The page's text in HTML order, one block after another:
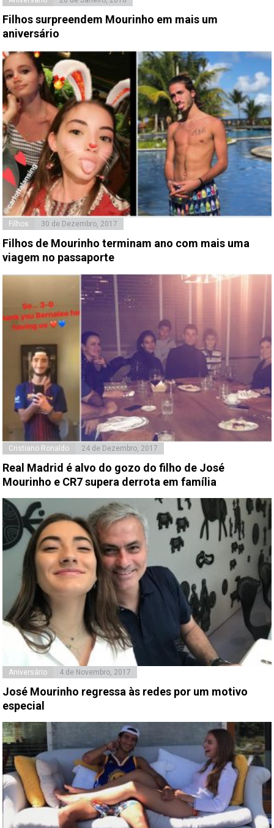
Filhos surpreendem Mourinho em mais um
aniversário
Filhos 30 de Dezembro, 2017
Filhos de Mourinho terminam ano com mais uma
viagem no passaporte
Cristiano Ronaldo 24 de Dezembro, 2017
Real Madrid é alvo do gozo do filho de José
Mourinho e CR7 supera derrota em família
Aniversário 4 de Novembro, 2017
José Mourinho regressa às redes por um motivo
especial